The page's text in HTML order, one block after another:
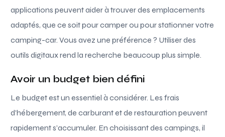
applications peuvent aider à trouver des emplacements
adaptés, que ce soit pour camper ou pour stationner votre
camping-car. Vous avez une préférence ? Utiliser des
outils digitaux rend la recherche beaucoup plus simple.
Avoir un budget bien défini
Le budget est un essentiel à considérer. Les frais
d’hébergement, de carburant et de restauration peuvent
rapidement s’accumuler. En choisissant des campings, il